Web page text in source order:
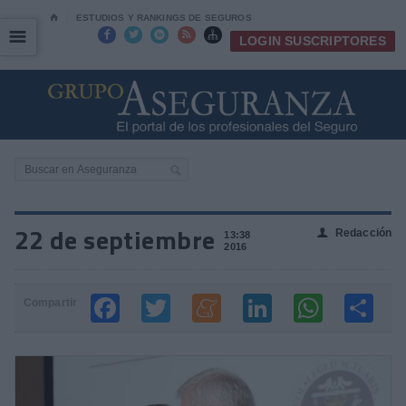
⌂ ESTUDIOS Y RANKINGS DE SEGUROS
     LOGIN SUSCRIPTORES
☰
☰
22 de septiembre
13:38
2016
👤 Redacción